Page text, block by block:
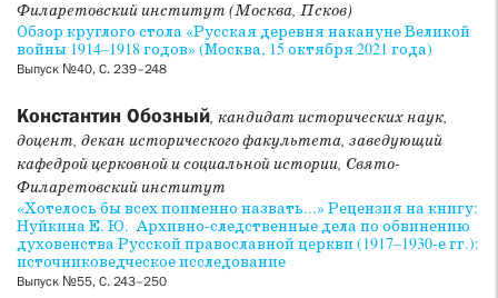
Филаретовский институт (Москва, Псков)
Обзор круглого стола «Русская деревня накануне Великой
войны 1914–1918 годов» (Москва, 15 октября 2021 года)
Выпуск №40, С. 239–248
Константин Обозный, кандидат исторических наук,
доцент, декан исторического факультета, заведующий
кафедрой церковной и социальной истории, Свято-
Филаретовский институт
«Хотелось бы всех поименно назвать...» Рецензия на книгу:
Нуйкина Е. Ю. Архивно-следственные дела по обвинению
духовенства Русской православной церкви (1917–1930-е гг.):
источниковедческое исследование
Выпуск №55, С. 243–250